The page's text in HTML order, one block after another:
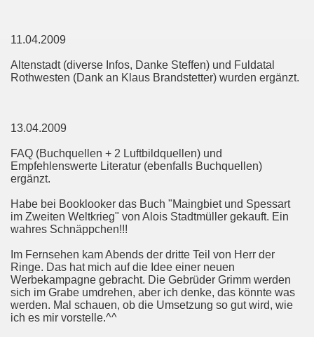
11.04.2009
Altenstadt (diverse Infos, Danke Steffen) und Fuldatal
Rothwesten (Dank an Klaus Brandstetter) wurden ergänzt.
13.04.2009
FAQ (Buchquellen + 2 Luftbildquellen) und
Empfehlenswerte Literatur (ebenfalls Buchquellen)
ergänzt.
Habe bei Booklooker das Buch "Maingbiet und Spessart
im Zweiten Weltkrieg" von Alois Stadtmüller gekauft. Ein
wahres Schnäppchen!!!
Im Fernsehen kam Abends der dritte Teil von Herr der
Ringe. Das hat mich auf die Idee einer neuen
Werbekampagne gebracht. Die Gebrüder Grimm werden
sich im Grabe umdrehen, aber ich denke, das könnte was
werden. Mal schauen, ob die Umsetzung so gut wird, wie
ich es mir vorstelle.^^